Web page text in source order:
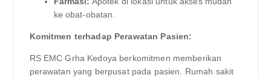
ke obat-obatan.
Komitmen terhadap Perawatan Pasien:
RS EMC Grha Kedoya berkomitmen memberikan
perawatan yang berpusat pada pasien. Rumah sakit